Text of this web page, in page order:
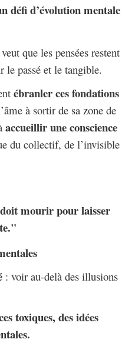
défi d’évolution mentale
veut que les pensées restent
le passé et le tangible.
ébranler ces fondations
à sortir de sa zone de
accueillir une conscience
du collectif, de l’invisible
mourir pour laisser
: voir au-delà des illusions
toxiques, des idées